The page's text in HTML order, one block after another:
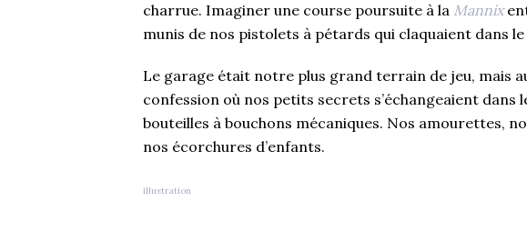
charrue. Imaginer une course poursuite à la Mannix
munis de nos pistolets à pétards qui claquaient dans le
Le garage était notre plus grand terrain de jeu, mais
confession où nos petits secrets s’échangeaient dans
bouteilles à bouchons mécaniques. Nos amourettes,
nos écorchures d’enfants.
illustration